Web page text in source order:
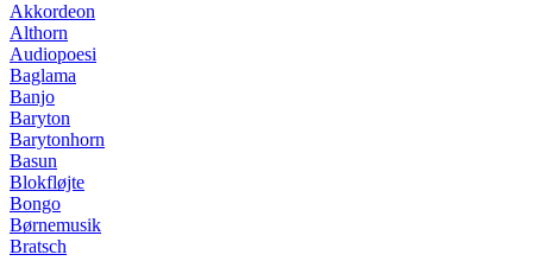
Akkordeon
Althorn
Audiopoesi
Baglama
Banjo
Baryton
Barytonhorn
Basun
Blokfløjte
Bongo
Børnemusik
Bratsch